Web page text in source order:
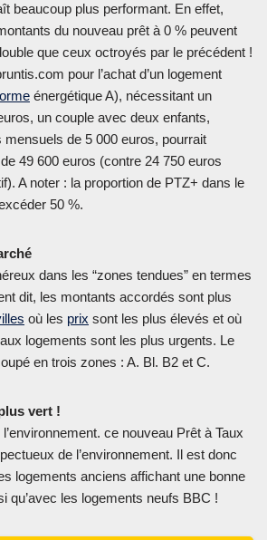
beaucoup plus performant. En effet,
du nouveau prêt à 0 % peuvent
que ceux octroyés par le précédent !
pour l’achat d’un logement
énergétique A), nécessitant un
un couple avec deux enfants,
de 5 000 euros, pourrait
49 600 euros (contre 24 750 euros
A noter : la proportion de PTZ+ dans le
50 %.
dans les “zones tendues” en termes
dit, les montants accordés sont plus
où les prix sont les plus élevés et où
logements sont les plus urgents. Le
en trois zones : A. Bl. B2 et C.
vert !
ce nouveau Prêt à Taux
de l’environnement. Il est donc
logements anciens affichant une bonne
qu’avec les logements neufs BBC !